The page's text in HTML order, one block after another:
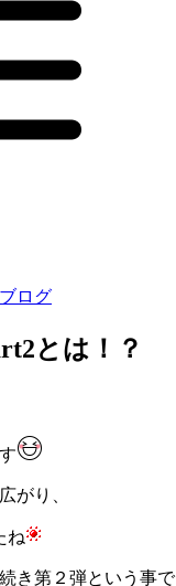
ログ
とは！？
がり、
ね
き第２弾という事で